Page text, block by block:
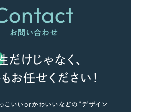
お問い合わせ
だけじゃなく、
お任せください！
こいいorかわいいなどの“デザイン